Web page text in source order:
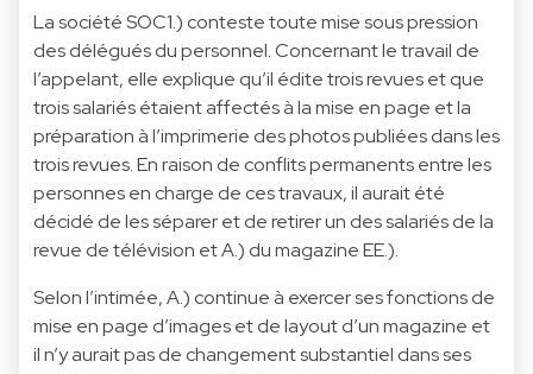
La société SOC1.) conteste toute mise sous pression
des délégués du personnel. Concernant le travail de
l’appelant, elle explique qu’il édite trois revues et que
trois salariés étaient affectés à la mise en page et la
préparation à l’imprimerie des photos publiées dans les
trois revues. En raison de conflits permanents entre les
personnes en charge de ces travaux, il aurait été
décidé de les séparer et de retirer un des salariés de la
revue de télévision et A.) du magazine EE.).
Selon l’intimée, A.) continue à exercer ses fonctions de
mise en page d’images et de layout d’un magazine et
il n’y aurait pas de changement substantiel dans ses